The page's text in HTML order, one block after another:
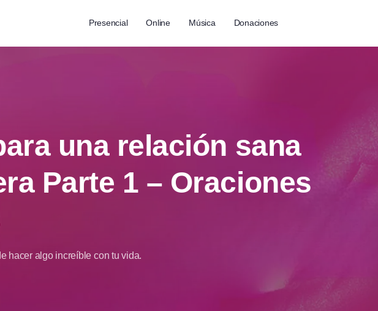
Presencial Online Música Donaciones
una relación sana
Parte 1 – Oraciones
hacer algo increíble con tu vida.